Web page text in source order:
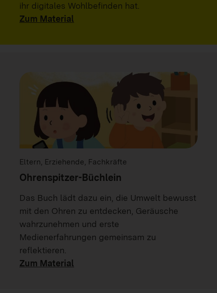
ihr digitales Wohlbefinden hat.
Zum Material
Eltern, Erziehende, Fachkräfte
Ohrenspitzer-Büchlein
Das Buch lädt dazu ein, die Umwelt bewusst
mit den Ohren zu entdecken, Geräusche
wahrzunehmen und erste
Medienerfahrungen gemeinsam zu
reflektieren.
Zum Material